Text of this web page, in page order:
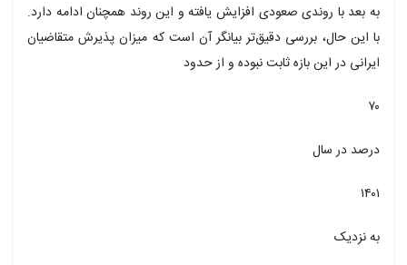
بعد با روندی صعودی افزایش یافته و این روند همچنان ادامه دارد.
این حال، بررسی دقیق‌تر بیانگر آن است که میزان پذیرش متقاضیان
در این بازه ثابت نبوده و از حدود
در سال
نزدیک